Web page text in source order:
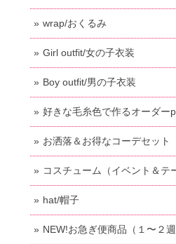
wrap/おくるみ
Girl outfit/女の子衣装
Boy outfit/男の子衣装
好きな毛糸色で作るオーダー
お洒落＆お得なコーデセット
コスチューム（イベント＆テ
hat/帽子
NEW!お急ぎ便商品（１〜２週